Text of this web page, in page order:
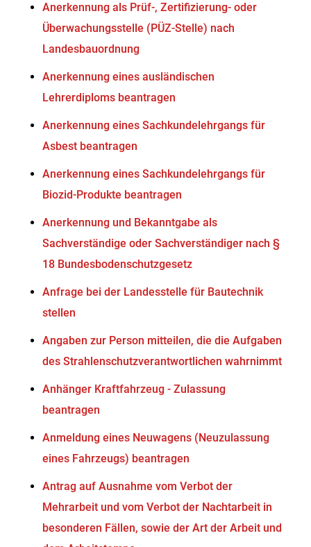
Anerkennung als Prüf-, Zertifizierung- oder
Überwachungsstelle (PÜZ-Stelle) nach
Landesbauordnung
Anerkennung eines ausländischen
Lehrerdiploms beantragen
Anerkennung eines Sachkundelehrgangs für
Asbest beantragen
Anerkennung eines Sachkundelehrgangs für
Biozid-Produkte beantragen
Anerkennung und Bekanntgabe als
Sachverständige oder Sachverständiger nach §
18 Bundesbodenschutzgesetz
Anfrage bei der Landesstelle für Bautechnik
stellen
Angaben zur Person mitteilen, die die Aufgaben
des Strahlenschutzverantwortlichen wahrnimmt
Anhänger Kraftfahrzeug - Zulassung
beantragen
Anmeldung eines Neuwagens (Neuzulassung
eines Fahrzeugs) beantragen
Antrag auf Ausnahme vom Verbot der
Mehrarbeit und vom Verbot der Nachtarbeit in
besonderen Fällen, sowie der Art der Arbeit und